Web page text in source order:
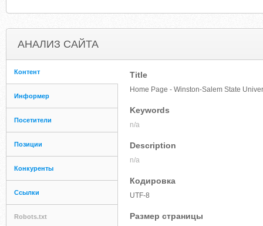
АНАЛИЗ САЙТА
Контент
Информер
Посетители
Позиции
Конкуренты
Ссылки
Robots.txt
Title
Home Page - Winston-Salem State
Keywords
n/a
Description
n/a
Кодировка
UTF-8
Размер страницы